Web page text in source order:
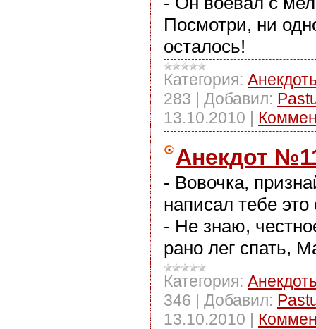
Посмотри, ни
осталось!
Категория:
283 | Добавил:
13.10.2010 |
Анекдот
- Вовочка,
написал тебе
- Не знаю,
рано лег спать,
Категория:
346 | Добавил:
13.10.2010 |